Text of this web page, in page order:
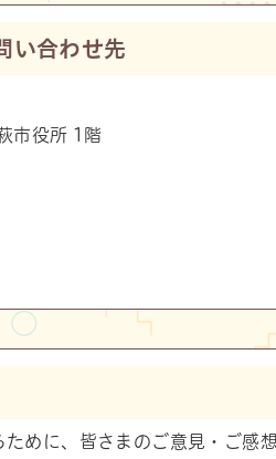
い合わせ先
市役所 1階
めに、皆さまのご意見・ご感